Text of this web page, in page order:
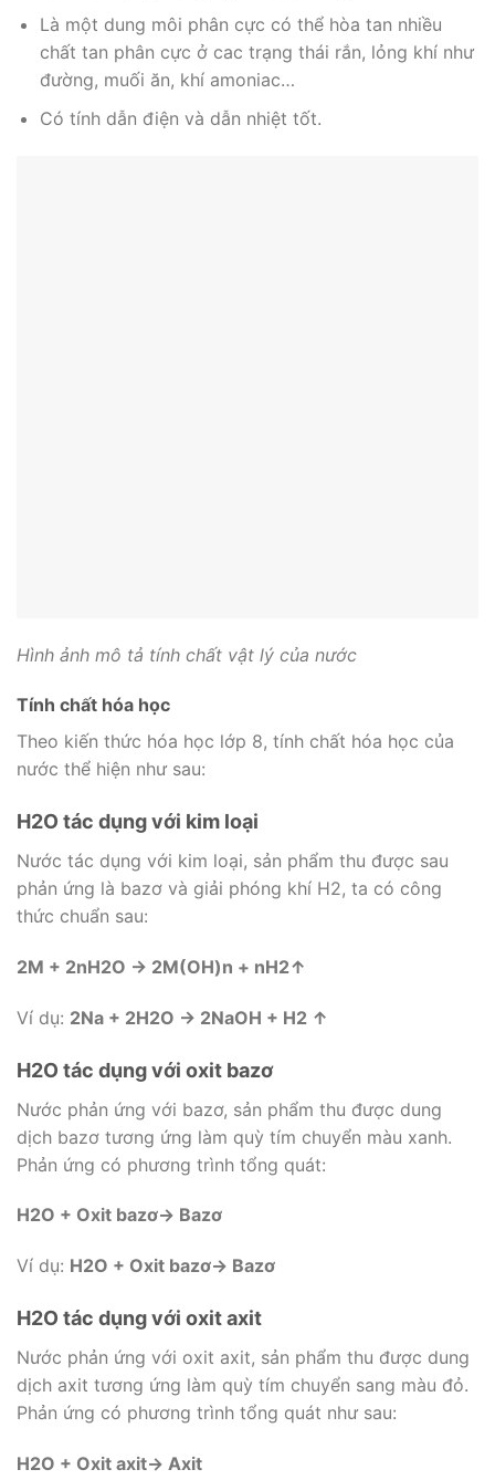
Là một dung môi phân cực có thể hòa tan nhiều
chất tan phân cực ở cac trạng thái rắn, lỏng khí như
đường, muối ăn, khí amoniac…
Có tính dẫn điện và dẫn nhiệt tốt.
Hình ảnh mô tả tính chất vật lý của nước
Tính chất hóa học
Theo kiến thức hóa học lớp 8, tính chất hóa học của
nước thể hiện như sau:
H2O tác dụng với kim loại
Nước tác dụng với kim loại, sản phẩm thu được sau
phản ứng là bazơ và giải phóng khí H2, ta có công
thức chuẩn sau:
2M + 2nH2O → 2M(OH)n + nH2↑
Ví dụ: 2Na + 2H2O → 2NaOH + H2 ↑
H2O tác dụng với oxit bazơ
Nước phản ứng với bazơ, sản phẩm thu được dung
dịch bazơ tương ứng làm quỳ tím chuyển màu xanh.
Phản ứng có phương trình tổng quát:
H2O + Oxit bazơ→ Bazơ
Ví dụ: H2O + Oxit bazơ→ Bazơ
H2O tác dụng với oxit axit
Nước phản ứng với oxit axit, sản phẩm thu được dung
dịch axit tương ứng làm quỳ tím chuyển sang màu đỏ.
Phản ứng có phương trình tổng quát như sau:
H2O + Oxit axit→ Axit